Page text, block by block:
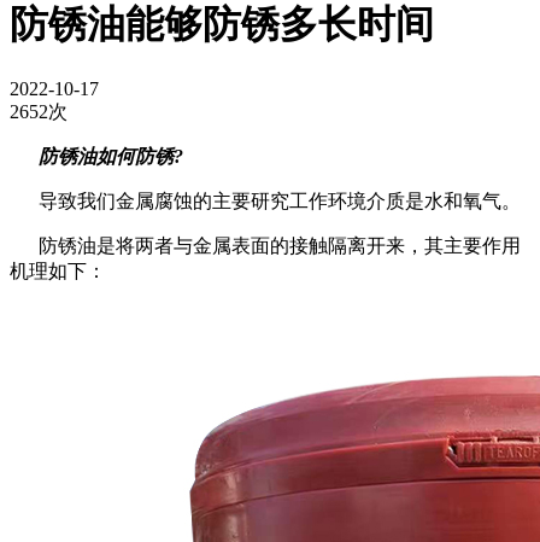
防锈油能够防锈多长时间
2022-10-17
2652次
防锈油如何防锈?
导致我们金属腐蚀的主要研究工作环境介质是水和氧气。
防锈油是将两者与金属表面的接触隔离开来，其主要作用
机理如下：